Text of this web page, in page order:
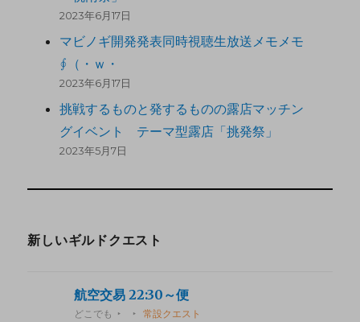
2023年6月17日
マビノギ開発発表同時視聴生放送メモメモ
∮（・ｗ・
2023年6月17日
挑戦するものと発するものの露店マッチン
グイベント テーマ型露店「挑発祭」
2023年5月7日
新しいギルドクエスト
航空交易 22:30～便
どこでも 常設クエスト